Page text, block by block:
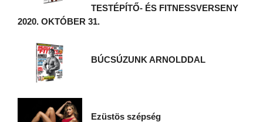
TESTÉPÍTŐ- ÉS FITNESSVERSENY
2020. OKTÓBER 31.
BÚCSÚZUNK ARNOLDDAL
Ezüstös szépség